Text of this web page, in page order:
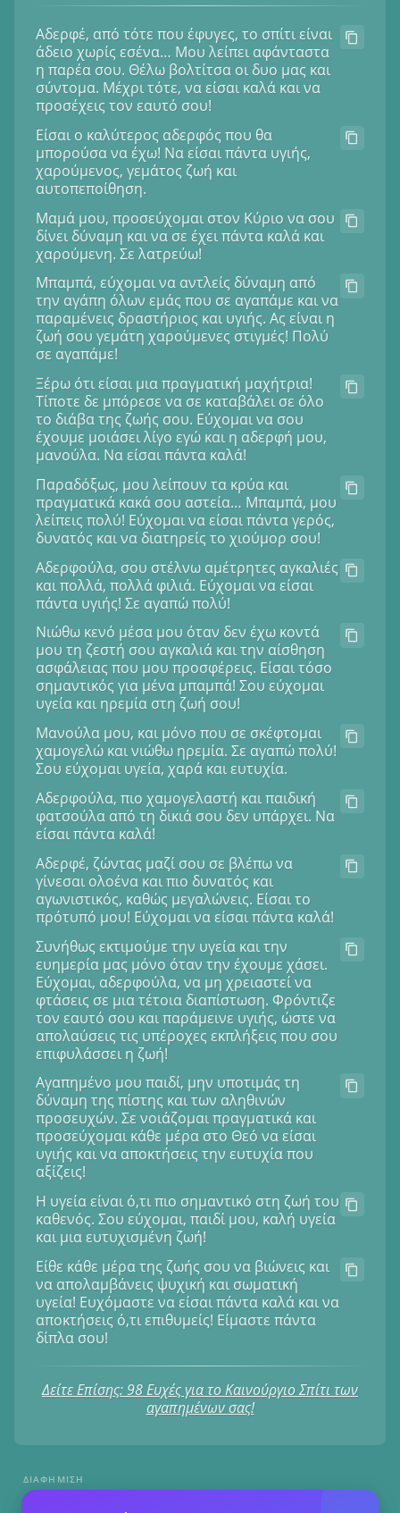
Αδερφέ, από τότε που έφυγες, το σπίτι είναι
άδειο χωρίς εσένα… Μου λείπει αφάνταστα
η παρέα σου. Θέλω βολτίτσα οι δυο μας και
σύντομα. Μέχρι τότε, να είσαι καλά και να
προσέχεις τον εαυτό σου!
Είσαι ο καλύτερος αδερφός που θα
μπορούσα να έχω! Να είσαι πάντα υγιής,
χαρούμενος, γεμάτος ζωή και
αυτοπεποίθηση.
Μαμά μου, προσεύχομαι στον Κύριο να σου
δίνει δύναμη και να σε έχει πάντα καλά και
χαρούμενη. Σε λατρεύω!
Μπαμπά, εύχομαι να αντλείς δύναμη από
την αγάπη όλων εμάς που σε αγαπάμε και να
παραμένεις δραστήριος και υγιής. Ας είναι η
ζωή σου γεμάτη χαρούμενες στιγμές! Πολύ
σε αγαπάμε!
Ξέρω ότι είσαι μια πραγματική μαχήτρια!
Τίποτε δε μπόρεσε να σε καταβάλει σε όλο
το διάβα της ζωής σου. Εύχομαι να σου
έχουμε μοιάσει λίγο εγώ και η αδερφή μου,
μανούλα. Να είσαι πάντα καλά!
Παραδόξως, μου λείπουν τα κρύα και
πραγματικά κακά σου αστεία… Μπαμπά, μου
λείπεις πολύ! Εύχομαι να είσαι πάντα γερός,
δυνατός και να διατηρείς το χιούμορ σου!
Αδερφούλα, σου στέλνω αμέτρητες αγκαλιές
και πολλά, πολλά φιλιά. Εύχομαι να είσαι
πάντα υγιής! Σε αγαπώ πολύ!
Νιώθω κενό μέσα μου όταν δεν έχω κοντά
μου τη ζεστή σου αγκαλιά και την αίσθηση
ασφάλειας που μου προσφέρεις. Είσαι τόσο
σημαντικός για μένα μπαμπά! Σου εύχομαι
υγεία και ηρεμία στη ζωή σου!
Μανούλα μου, και μόνο που σε σκέφτομαι
χαμογελώ και νιώθω ηρεμία. Σε αγαπώ πολύ!
Σου εύχομαι υγεία, χαρά και ευτυχία.
Αδερφούλα, πιο χαμογελαστή και παιδική
φατσούλα από τη δικιά σου δεν υπάρχει. Να
είσαι πάντα καλά!
Αδερφέ, ζώντας μαζί σου σε βλέπω να
γίνεσαι ολοένα και πιο δυνατός και
αγωνιστικός, καθώς μεγαλώνεις. Είσαι το
πρότυπό μου! Εύχομαι να είσαι πάντα καλά!
Συνήθως εκτιμούμε την υγεία και την
ευημερία μας μόνο όταν την έχουμε χάσει.
Εύχομαι, αδερφούλα, να μη χρειαστεί να
φτάσεις σε μια τέτοια διαπίστωση. Φρόντιζε
τον εαυτό σου και παράμεινε υγιής, ώστε να
απολαύσεις τις υπέροχες εκπλήξεις που σου
επιφυλάσσει η ζωή!
Αγαπημένο μου παιδί, μην υποτιμάς τη
δύναμη της πίστης και των αληθινών
προσευχών. Σε νοιάζομαι πραγματικά και
προσεύχομαι κάθε μέρα στο Θεό να είσαι
υγιής και να αποκτήσεις την ευτυχία που
αξίζεις!
Η υγεία είναι ό,τι πιο σημαντικό στη ζωή του
καθενός. Σου εύχομαι, παιδί μου, καλή υγεία
και μια ευτυχισμένη ζωή!
Είθε κάθε μέρα της ζωής σου να βιώνεις και
να απολαμβάνεις ψυχική και σωματική
υγεία! Ευχόμαστε να είσαι πάντα καλά και να
αποκτήσεις ό,τι επιθυμείς! Είμαστε πάντα
δίπλα σου!
Δείτε Επίσης: 98 Ευχές για το Καινούργιο Σπίτι των
αγαπημένων σας!
ΔΙΑΦΉΜΙΣΗ